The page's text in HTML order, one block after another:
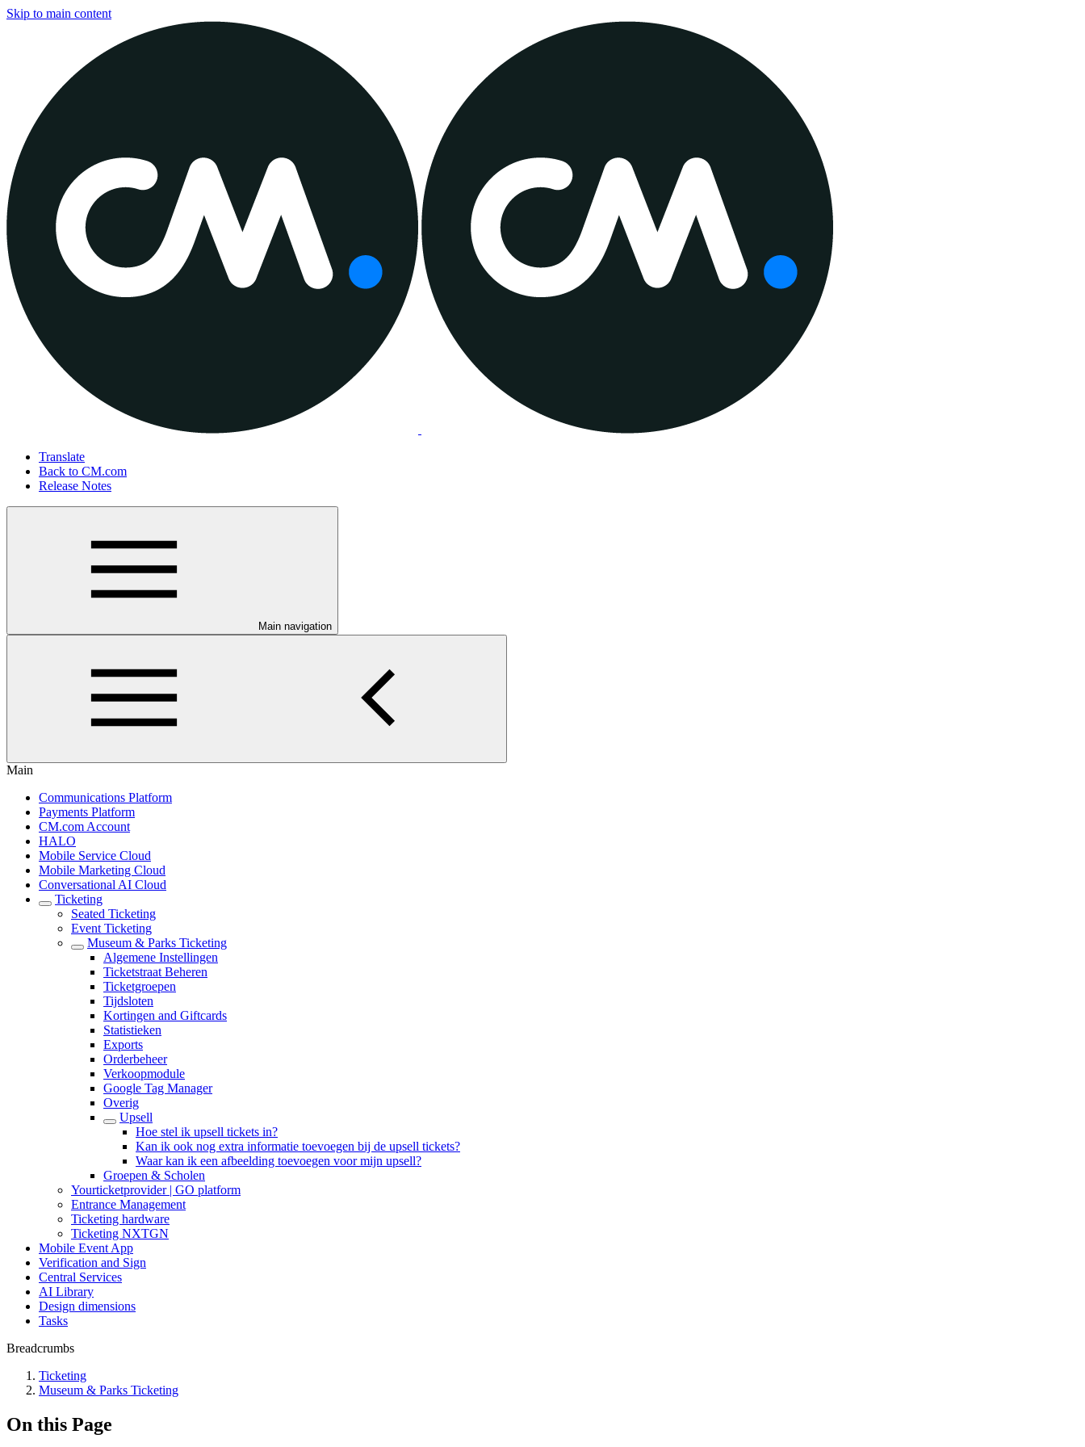
Skip to main content
Translate
Back to CM.com
Release Notes
Main navigation
Main
Communications Platform
Payments Platform
CM.com Account
HALO
Mobile Service Cloud
Mobile Marketing Cloud
Conversational AI Cloud
Ticketing
Seated Ticketing
Event Ticketing
Museum & Parks Ticketing
Algemene Instellingen
Ticketstraat Beheren
Ticketgroepen
Tijdsloten
Kortingen and Giftcards
Statistieken
Exports
Orderbeheer
Verkoopmodule
Google Tag Manager
Overig
Upsell
Hoe stel ik upsell tickets in?
Kan ik ook nog extra informatie toevoegen bij de upsell tickets?
Waar kan ik een afbeelding toevoegen voor mijn upsell?
Groepen & Scholen
Yourticketprovider | GO platform
Entrance Management
Ticketing hardware
Ticketing NXTGN
Mobile Event App
Verification and Sign
Central Services
AI Library
Design dimensions
Tasks
Breadcrumbs
Ticketing
Museum & Parks Ticketing
On this Page